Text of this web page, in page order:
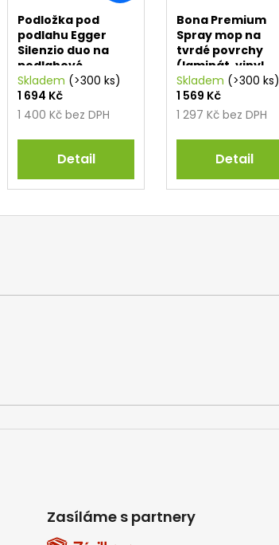
Podložka pod
podlahu Egger
Silenzio duo na
podlahové
vytápění 1,5 mm
Skladem (>300 ks)
1 400 Kč bez DPH
1 694 Kč
Detail
Bona Premium
Spray mop na
tvrdé povrchy
(laminát, vinyl,
dlažba)
Skladem (>300 ks)
1 297 Kč bez DPH
1 569 Kč
Detail
Zasíláme s partnery